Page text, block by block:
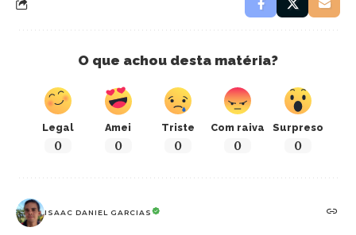
O que achou desta matéria?
Legal
0
Amei
0
Triste
0
Com raiva
0
Surpreso
0
ISAAC DANIEL GARCIAS